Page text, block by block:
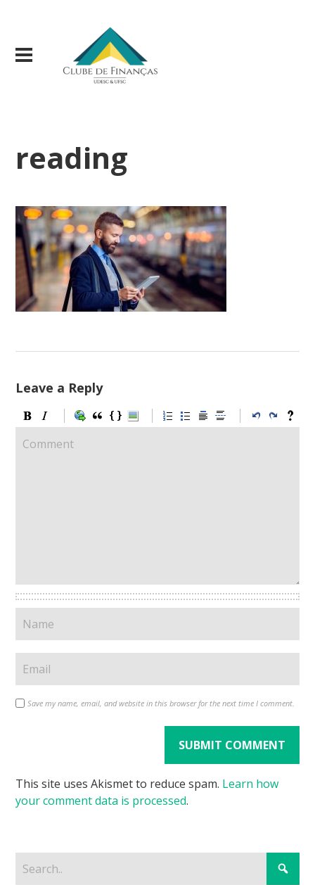
reading
Leave a Reply
Save my name, email, and website in this browser for the next time I comment.
This site uses Akismet to reduce spam. Learn how
your comment data is processed.